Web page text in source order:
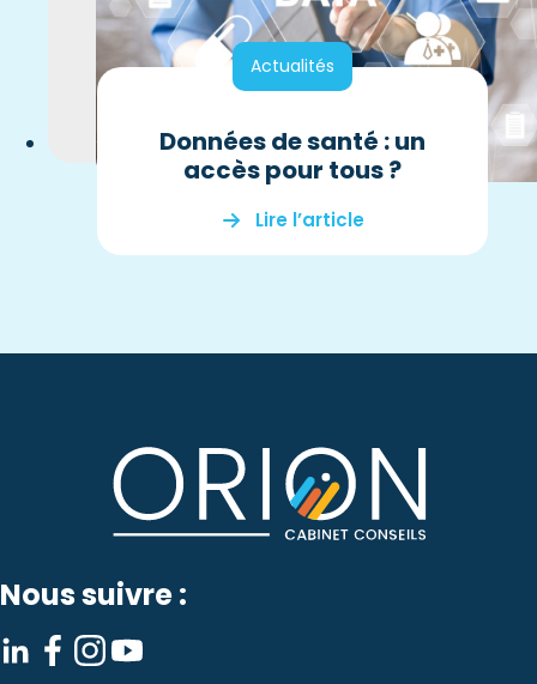
Actualités
Données de santé : un
accès pour tous ?
Lire l’article
Nous suivre :